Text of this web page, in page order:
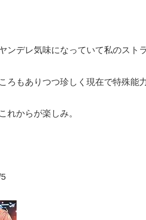
ンデレ気味になっていて私のスト
ろもありつつ珍しく現在で特殊能
れからが楽しみ。